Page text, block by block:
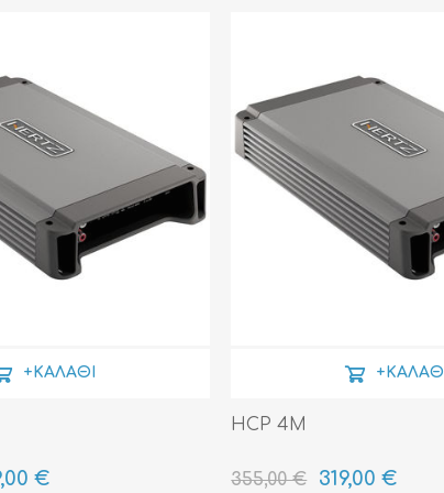
LIVING PRODUCTS
€
+ΚΑΛΆΘΙ
HCP 4M
355,00 € 319,00 €
+ΚΑΛΆΘΙ